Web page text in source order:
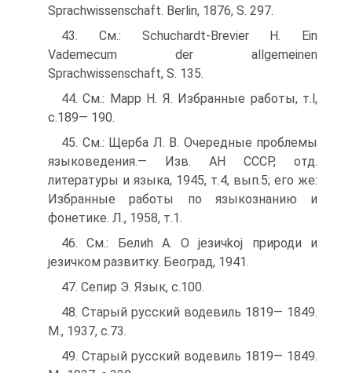
Sprachwissenschaft. Berlin, 1876, S. 297.
43. См.: Schuchardt-Brevier H. Ein
Vademecum der allgemeinen
Sprachwissenschaft, S. 135.
44. См.: Mapp H. Я. Избранные работы, т.l,
с.189— 190.
45. См.: Щерба Л. В. Очередные проблемы
языковедения.— Изв. АН СССР, отд.
литературы и языка, 1945, т.4, вып.5; его же:
Избранные работы по языкознанию и
фонетике. Л., 1958, т.1.
46. См.: Белиh A. О jeзичkoj природи и
jeзичком развитку. Београд, 1941.
47. Сепир Э. Язык, с.100.
48. Старый русский водевиль 1819— 1849.
М., 1937, с.73.
49. Старый русский водевиль 1819— 1849.